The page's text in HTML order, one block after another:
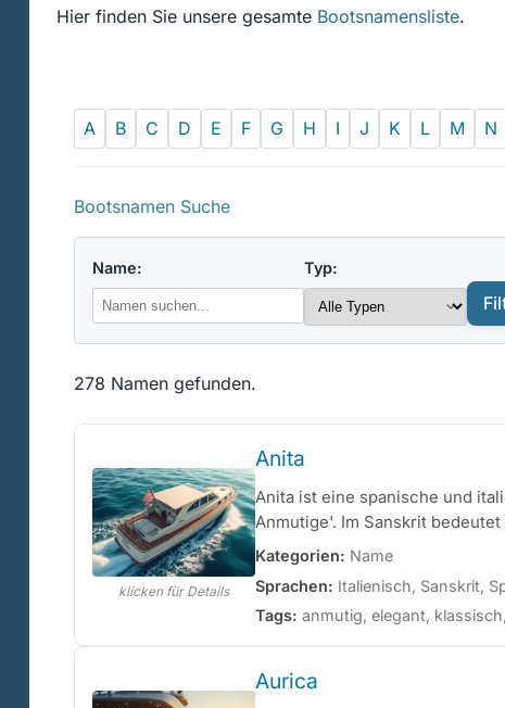
Hier finden Sie unsere gesamte Bootsnamensliste.
A B C D E F G H I J K L M N
Bootsnamen Suche
Name: Typ:
278 Namen gefunden.
klicken für Details
Anita
Anita ist eine spanische und
Anmutige'. Im Sanskrit
Kategorien: Name
Sprachen: Italienisch, Sanskrit,
Tags: anmutig, elegant,
Aurica